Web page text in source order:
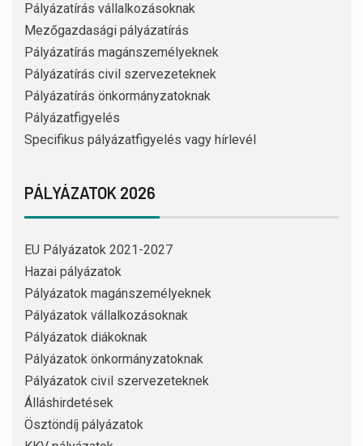
Pályázatírás vállalkozásoknak
Mezőgazdasági pályázatírás
Pályázatírás magánszemélyeknek
Pályázatírás civil szervezeteknek
Pályázatírás önkormányzatoknak
Pályázatfigyelés
Specifikus pályázatfigyelés vagy hírlevél
PÁLYÁZATOK 2026
EU Pályázatok 2021-2027
Hazai pályázatok
Pályázatok magánszemélyeknek
Pályázatok vállalkozásoknak
Pályázatok diákoknak
Pályázatok önkormányzatoknak
Pályázatok civil szervezeteknek
Álláshirdetések
Ösztöndíj pályázatok